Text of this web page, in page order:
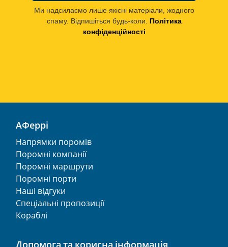
Ми надсилаємо лише якісні матеріали, жодного
спаму. Відпишіться будь-коли. Політика
конфіденційності
АФеррі
Напрямки поромів
Поромні компанії
Поромні маршрути
Поромні порти
Наші відгуки
Спеціальні пропозиції
Кораблі